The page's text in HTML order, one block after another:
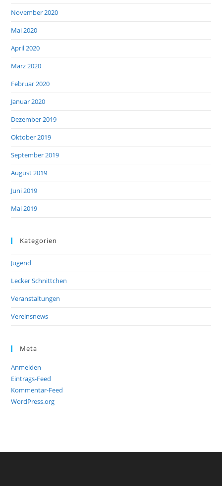
November 2020
Mai 2020
April 2020
März 2020
Februar 2020
Januar 2020
Dezember 2019
Oktober 2019
September 2019
August 2019
Juni 2019
Mai 2019
Kategorien
Jugend
Lecker Schnittchen
Veranstaltungen
Vereinsnews
Meta
Anmelden
Eintrags-Feed
Kommentar-Feed
WordPress.org